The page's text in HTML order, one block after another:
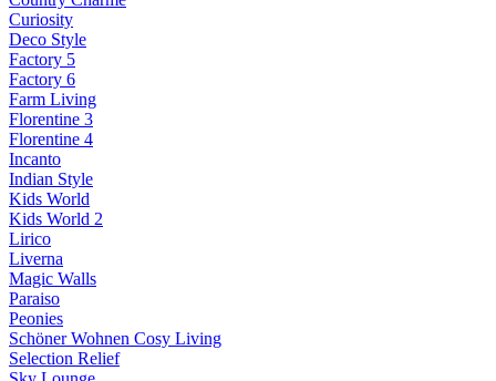
Curiosity
Deco Style
Factory 5
Factory 6
Farm Living
Florentine 3
Florentine 4
Incanto
Indian Style
Kids World
Kids World 2
Lirico
Liverna
Magic Walls
Paraiso
Peonies
Schöner Wohnen Cosy Living
Selection Relief